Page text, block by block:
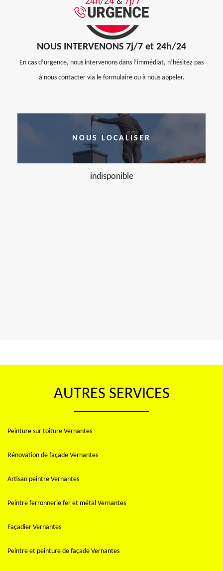
NOUS INTERVENONS 7j/7 et 24h/24
En cas d’urgence, nous intervenons dans l’immédiat, n’hésitez pas
à nous contacter via le formulaire ou à nous appeler.
NOUS LOCALISER
indisponible
AUTRES SERVICES
Peinture sur toiture Vernantes
Rénovation de façade Vernantes
Artisan peintre Vernantes
Peintre ferronnerie fer et métal Vernantes
Façadier Vernantes
Peintre et peinture de façade Vernantes